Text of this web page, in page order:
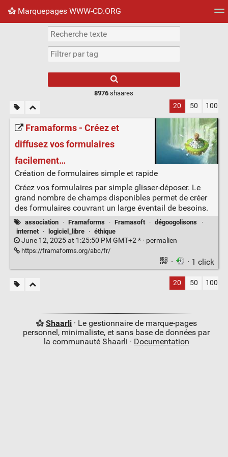
Marquepages WWW-CD.ORG
Nuage de tags Mur d'images
8976 shaares
20 50 100
Framaforms - Créez et
diffusez vos formulaires
facilement…
Création de formulaires simple et rapide
Créez vos formulaires par simple glisser-déposer. Le
grand nombre de champs disponibles permet de créer
des formulaires couvrant un large éventail de besoins.
association · Framaforms · Framasoft · dégoogolisons
·
internet
· logiciel_libre · éthique
June 12, 2025 at 1:25:50 PM GMT+2 * · permalien
https://framaforms.org/abc/fr/
· · 1 click
20 50 100
Shaarli· Le gestionnaire de marque-pages
personnel, minimaliste, et sans base de données par
la communauté Shaarli · Documentation